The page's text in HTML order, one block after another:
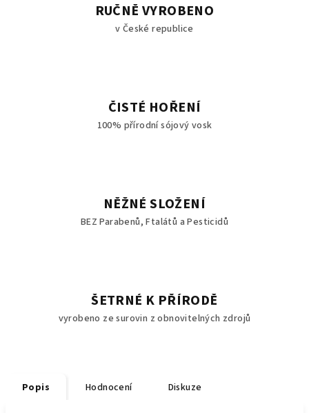
RUČNĚ VYROBENO
v České republice
ČISTÉ HOŘENÍ
100% přírodní sójový vosk
NĚŽNÉ SLOŽENÍ
BEZ Parabenů, Ftalátů a Pesticidů
ŠETRNÉ K PŘÍRODĚ
vyrobeno ze surovin z obnovitelných zdrojů
Popis Hodnocení Diskuze